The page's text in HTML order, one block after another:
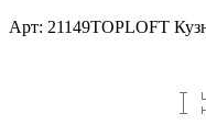
Арт: 21149TOPLOFT